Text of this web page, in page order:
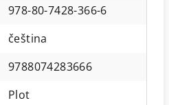
978-80-7428-366-6
čeština
9788074283666
Plot